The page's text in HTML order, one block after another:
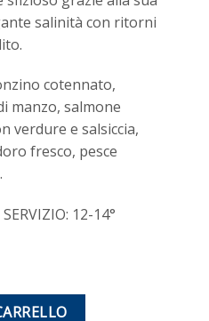
salinità con ritorni
cotennato,
manzo, salmone
verdure e salsiccia,
fresco, pesce
12-14°
quantità